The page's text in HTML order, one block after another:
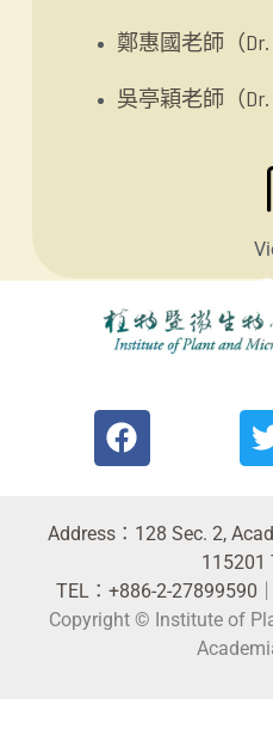
鄭惠國老師（Dr.
吳亭穎老師（
F
a
c
b
o
k
i
r
Address：128 Sec. 2,
115201
TEL：+886-2-27899590
Copyright © Institute of